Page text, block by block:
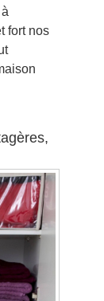
fort nos